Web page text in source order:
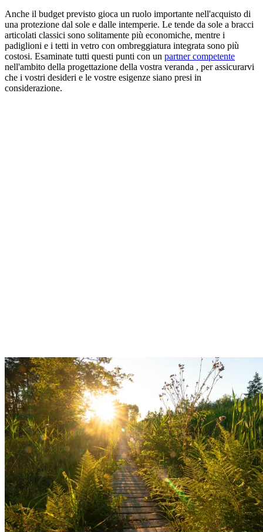
Anche il budget previsto gioca un ruolo importante nell'acquisto di
una protezione dal sole e dalle intemperie. Le tende da sole a bracci
articolati classici sono solitamente più economiche, mentre i
padiglioni e i tetti in vetro con ombreggiatura integrata sono più
costosi. Esaminate tutti questi punti con un partner competente
nell'ambito della progettazione della vostra veranda , per assicurarvi
che i vostri desideri e le vostre esigenze siano presi in
considerazione.